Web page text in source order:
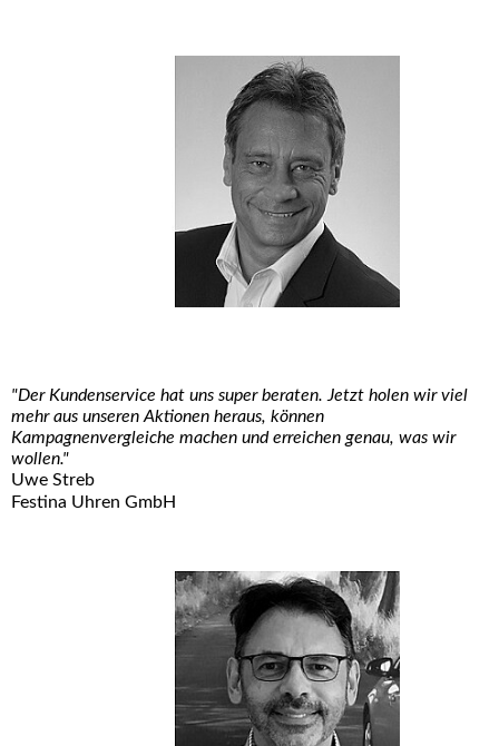
"Der Kundenservice hat uns super beraten. Jetzt holen wir viel
mehr aus unseren Aktionen heraus, können
Kampagnenvergleiche machen und erreichen genau, was wir
wollen."
Uwe Streb
Festina Uhren GmbH